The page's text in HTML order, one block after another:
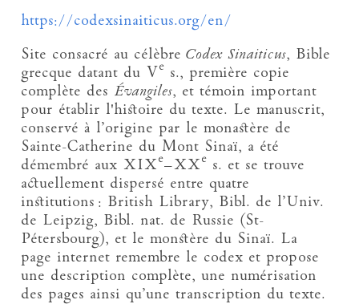
https://codexsinaiticus.org/en/
Site consacré au célèbre Codex Sinaiticus, Bible
grecque datant du V e s., première copie
complète des Évangiles, et témoin important
pour établir l'histoire du texte. Le manuscrit,
conservé à l’origine par le monastère de
Sainte-Catherine du Mont Sinaï, a été
démembré aux XIXe–XXe s. et se trouve
actuellement dispersé entre quatre
institutions : British Library, Bibl. de l’Univ.
de Leipzig, Bibl. nat. de Russie (St-
Pétersbourg), et le monstère du Sinaï. La
page internet remembre le codex et propose
une description complète, une numérisation
des pages ainsi qu’une transcription du texte.